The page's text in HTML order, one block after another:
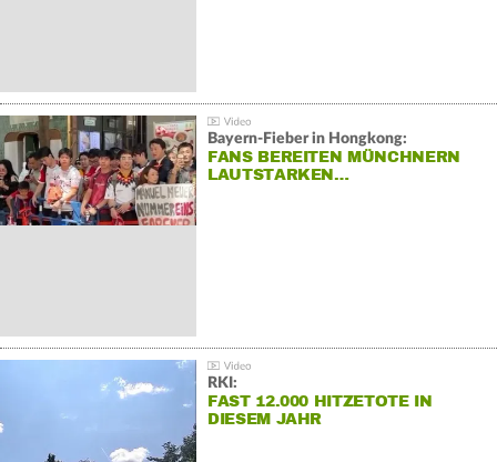
Bayern-Fieber in Hongkong:
FANS BEREITEN MÜNCHNERN
LAUTSTARKEN…
RKI:
FAST 12.000 HITZETOTE IN
DIESEM JAHR